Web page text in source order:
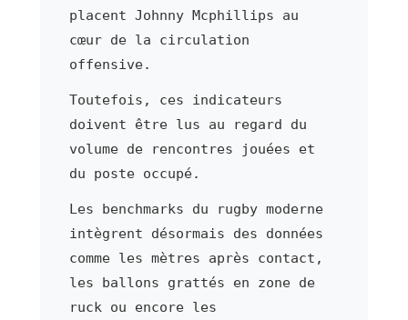
placent Johnny Mcphillips au
cœur de la circulation
offensive.
Toutefois, ces indicateurs
doivent être lus au regard du
volume de rencontres jouées et
du poste occupé.
Les benchmarks du rugby moderne
intègrent désormais des données
comme les mètres après contact,
les ballons grattés en zone de
ruck ou encore les